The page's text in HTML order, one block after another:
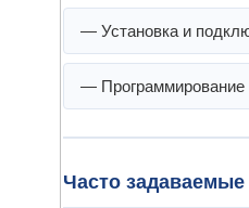
— Установка и
— Программирование
Часто